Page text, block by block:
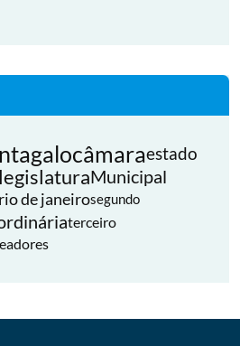
câmaraestado
legislaturaMunicipal
rio de janeirosegundo
terceiro